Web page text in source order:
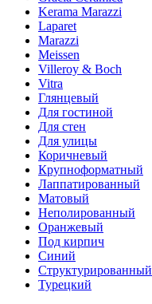
Kerama Marazzi
Laparet
Marazzi
Meissen
Villeroy & Boch
Vitra
Глянцевый
Для гостиной
Для стен
Для улицы
Коричневый
Крупноформатный
Лаппатированный
Матовый
Неполированный
Оранжевый
Под кирпич
Синий
Структурированный
Турецкий